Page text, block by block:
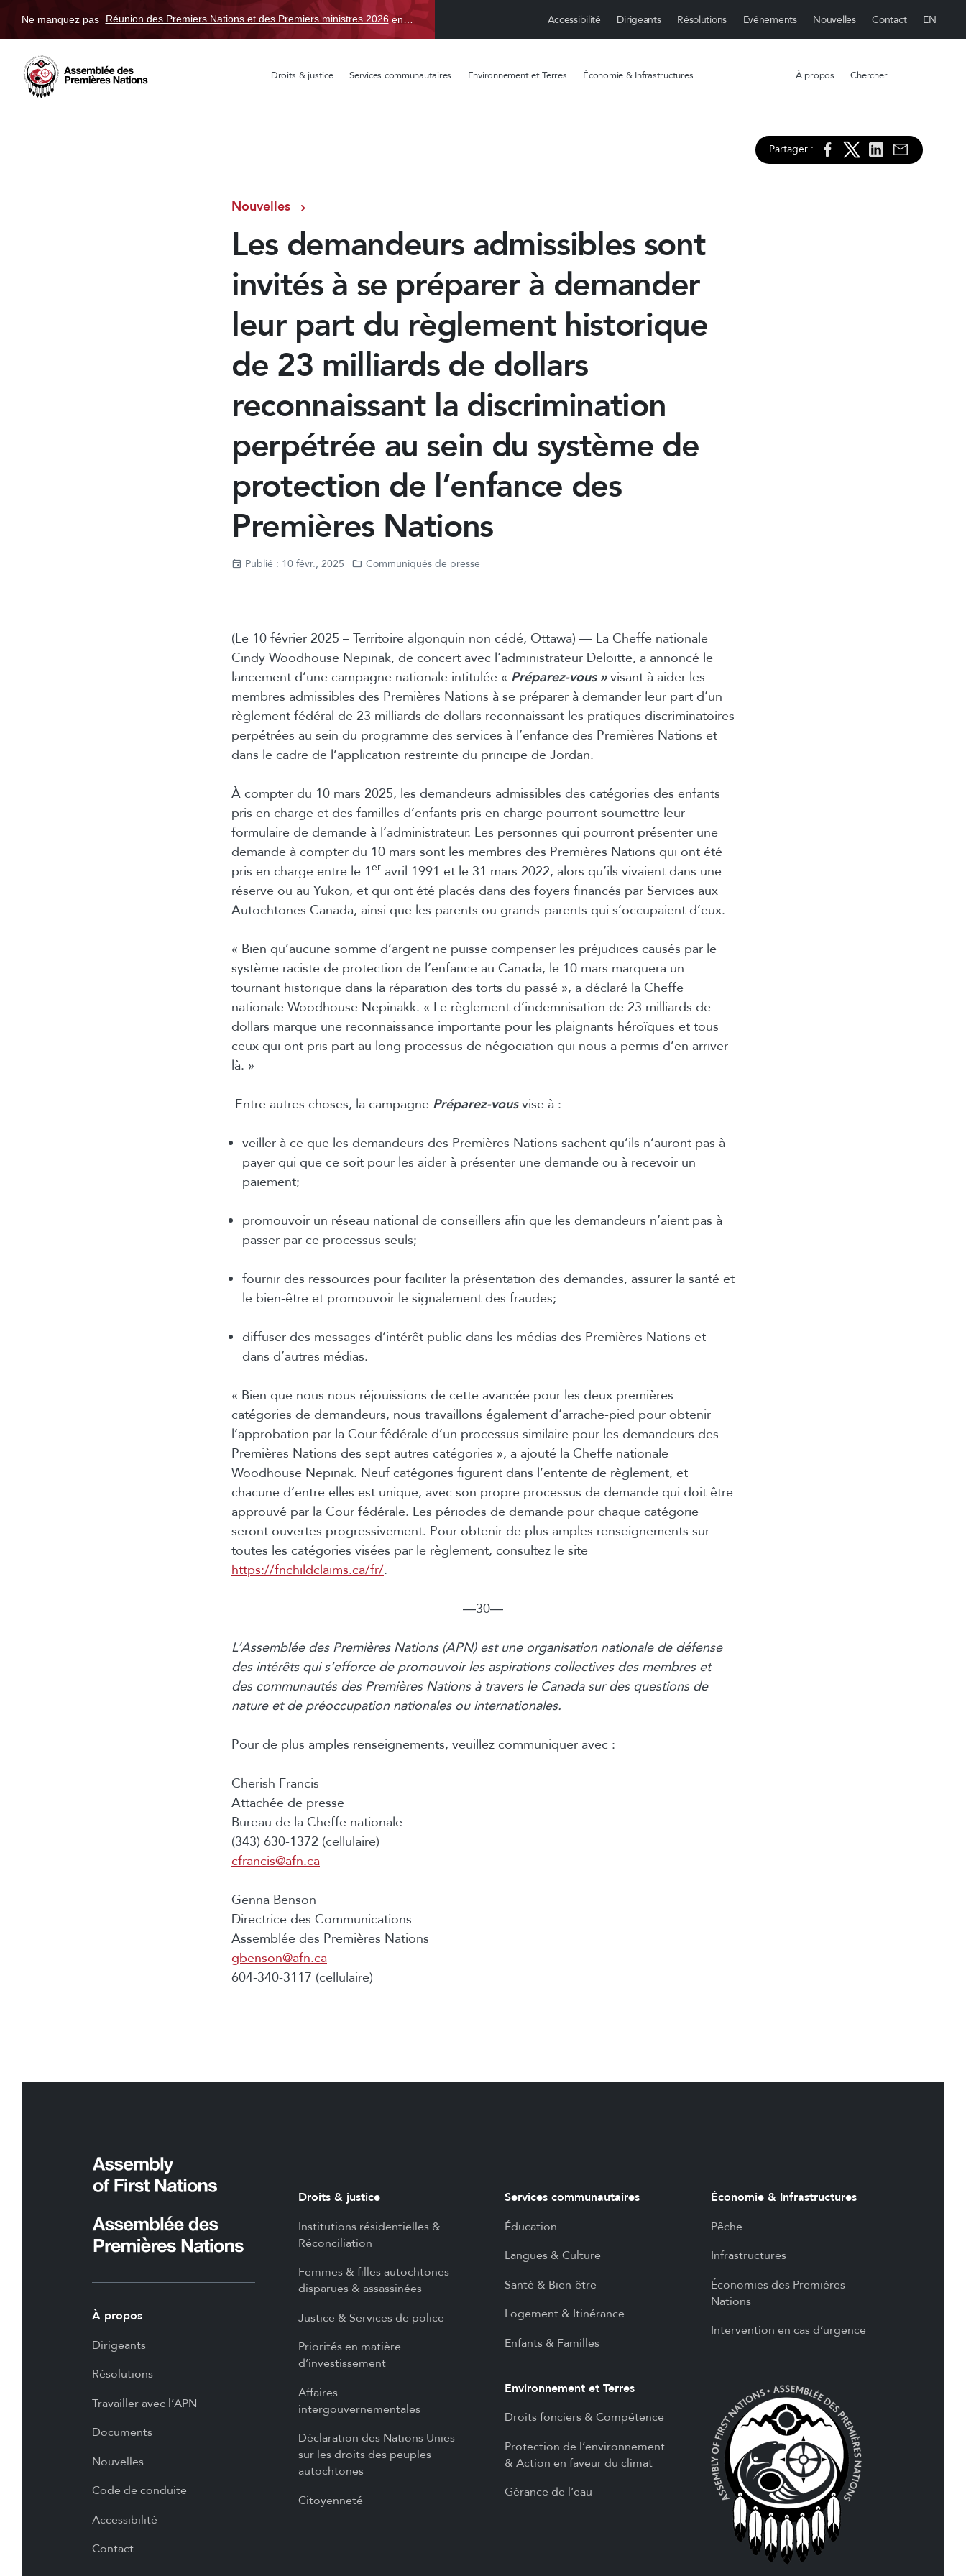
Ne manquez pas Réunion des Premiers Nations et des Premiers ministres 2026en TBD, du 15 avr. au 1 sept. Accessibilité Dirigeants Résolutions Événements Nouvelles Contact
Droits & justice Services communautaires Environnement et Terres Économie & Infrastructures À propos Chercher
Partager :
Nouvelles
Les demandeurs admissibles sont
invités à se préparer à demander
leur part du règlement historique
de 23 milliards de dollars
reconnaissant la discrimination
perpétrée au sein du système de
protection de l’enfance des
Premières Nations
Publié : 10 févr., 2025 Communiqués de presse
(Le 10 février 2025 – Territoire algonquin non cédé, Ottawa) — La Cheffe nationale
Cindy Woodhouse Nepinak, de concert avec l’administrateur Deloitte, a annoncé le
lancement d’une campagne nationale intitulée « Préparez-vous »visant à aider les
membres admissibles des Premières Nations à se préparer à demander leur part d’un
règlement fédéral de 23 milliards de dollars reconnaissant les pratiques discriminatoires
perpétrées au sein du programme des services à l’enfance des Premières Nations et
dans le cadre de l’application restreinte du principe de Jordan.
À compter du 10 mars 2025, les demandeurs admissibles des catégories des enfants
pris en charge et des familles d’enfants pris en charge pourront soumettre leur
formulaire de demande à l’administrateur. Les personnes qui pourront présenter une
demande à compter du 10 mars sont les membres des Premières Nations qui ont été
pris en charge entre le 1er avril 1991 et le 31 mars 2022, alors qu’ils vivaient dans une
réserve ou au Yukon, et qui ont été placés dans des foyers financés par Services aux
Autochtones Canada, ainsi que les parents ou grands-parents qui s’occupaient d’eux.
« Bien qu’aucune somme d’argent ne puisse compenser les préjudices causés par le
système raciste de protection de l’enfance au Canada, le 10 mars marquera un
tournant historique dans la réparation des torts du passé », a déclaré la Cheffe
nationale Woodhouse Nepinakk. « Le règlement d’indemnisation de 23 milliards de
dollars marque une reconnaissance importante pour les plaignants héroïques et tous
ceux qui ont pris part au long processus de négociation qui nous a permis d’en arriver
là. »
Entre autres choses, la campagne Préparez-vousvise à :
veiller à ce que les demandeurs des Premières Nations sachent qu’ils n’auront pas à
payer qui que ce soit pour les aider à présenter une demande ou à recevoir un
paiement;
promouvoir un réseau national de conseillers afin que les demandeurs n’aient pas à
passer par ce processus seuls;
fournir des ressources pour faciliter la présentation des demandes, assurer la santé et
le bien-être et promouvoir le signalement des fraudes;
diffuser des messages d’intérêt public dans les médias des Premières Nations et
dans d’autres médias.
« Bien que nous nous réjouissions de cette avancée pour les deux premières
catégories de demandeurs, nous travaillons également d’arrache-pied pour obtenir
l’approbation par la Cour fédérale d’un processus similaire pour les demandeurs des
Premières Nations des sept autres catégories », a ajouté la Cheffe nationale
Woodhouse Nepinak. Neuf catégories figurent dans l’entente de règlement, et
chacune d’entre elles est unique, avec son propre processus de demande qui doit être
approuvé par la Cour fédérale. Les périodes de demande pour chaque catégorie
seront ouvertes progressivement. Pour obtenir de plus amples renseignements sur
toutes les catégories visées par le règlement, consultez le site
https://fnchildclaims.ca/fr/.
―30―
L’Assemblée des Premières Nations (APN) est une organisation nationale de défense
des intérêts qui s’efforce de promouvoir les aspirations collectives des membres et
des communautés des Premières Nations à travers le Canada sur des questions de
nature et de préoccupation nationales ou internationales.
Pour de plus amples renseignements, veuillez communiquer avec :
Cherish Francis
Attachée de presse
Bureau de la Cheffe nationale
(343) 630-1372 (cellulaire)
cfrancis@afn.ca
Genna Benson
Directrice des Communications
Assemblée des Premières Nations
gbenson@afn.ca
604-340-3117 (cellulaire)
À propos
Dirigeants
Résolutions
Travailler avec l’APN
Documents
Nouvelles
Code de conduite
Accessibilité
Contact
Droits & justice
Institutions résidentielles &
Réconciliation
Femmes & filles autochtones
disparues & assassinées
Justice & Services de police
Priorités en matière
d’investissement
Affaires
intergouvernementales
Déclaration des Nations Unies
sur les droits des peuples
autochtones
Citoyenneté
Services communautaires
Éducation
Langues & Culture
Santé & Bien-être
Logement & Itinérance
Enfants & Familles
Environnement et Terres
Droits fonciers & Compétence
Protection de l’environnement
& Action en faveur du climat
Gérance de l’eau
Économie & Infrastructures
Pêche
Infrastructures
Économies des Premières
Nations
Intervention en cas d’urgence